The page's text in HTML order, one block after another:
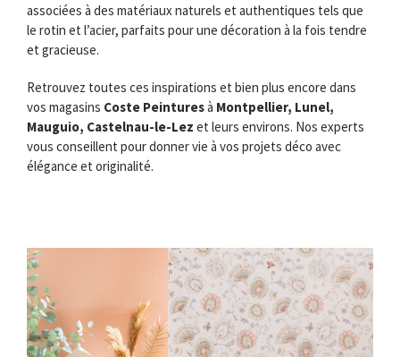
associées à des matériaux naturels et authentiques tels que
le rotin et l’acier, parfaits pour une décoration à la fois tendre
et gracieuse.
Retrouvez toutes ces inspirations et bien plus encore dans
vos magasins Coste Peinturesà Montpellier, Lunel,
Mauguio, Castelnau-le-Lez et leurs environs. Nos experts
vous conseillent pour donner vie à vos projets déco avec
élégance et originalité.